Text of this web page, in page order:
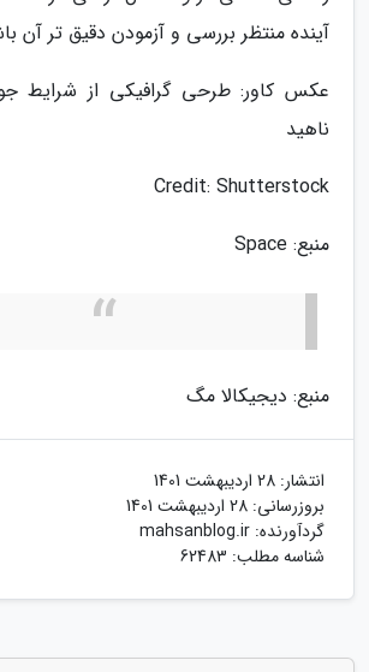
آینده منتظر بررسی و آزمودن دقیق تر آن
عکس کاور: طرحی گرافیکی از شرایط
ناهید
Credit: Shutterstock
منبع: Space
منبع: دیجیکالا مگ
انتشار: 28 اردیبهشت 1401
بروزرسانی: 28 اردیبهشت 1401
گردآورنده: mahsanblog.ir
شناسه مطلب: 62483